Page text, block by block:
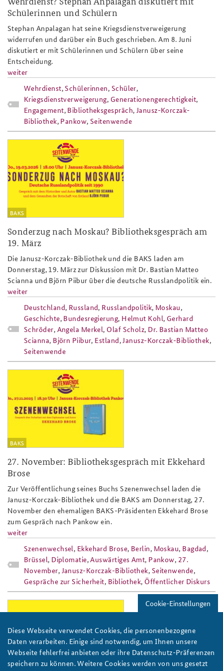
Anfahrt
Freundeskreis
Deutsches Forum Sicherheitspolitik
Arbeitskreis "Junge Sicherheitspolitiker"
Das Sicherheitspolitische Gespräch an der BAKS
Studierendenkonferenz Sicherheitspolitik gestalten
Newsletter-Archiv
Schülerinnen und Schülern
Stephan Anpalagan hat seine Kriegsdienstverweigerung
widerrufen und darüber ein Buch geschrieben. Am 8. Juni
diskutiert er mit Schülerinnen und Schülern über seine
Entscheidung.
weiter
Wehrdienst, Schülerinnen, Schüler,
Kriegsdienstverweigerung, Generationengerechtigkeit,
Engagement, Bibliotheksgespräch, Janusz-Korczak-
Bibliothek, Pankow, Seitenwende
BAKS
Sonderzug nach Moskau? Bibliotheksgespräch am
19. März
Die Janusz-Korczak-Bibliothek und die BAKS laden am
Donnerstag, 19. März zur Diskussion mit Dr. Bastian Matteo
Scianna und Björn Piibur über die deutsche Russlandpolitik ein.
weiter
Deustchland, Russland, Russlandpolitik, Moskau,
Geschichte, Bundesregierung, Helmut Kohl, Gerhard
Schröder, Angela Merkel, Olaf Scholz, Dr. Bastian Matteo
Scianna, Björn Piibur, Estland, Janusz-Korczak-Bibliothek,
Seitenwende
BAKS
27. November: Bibliotheksgespräch mit Ekkehard
Brose
Zur Veröffentlichung seines Buchs Szenenwechsel laden die
Janusz-Korczak-Bibliothek und die BAKS am Donnerstag, 27.
November den ehemaligen BAKS-Präsidenten Ekkehard Brose
zum Gespräch nach Pankow ein.
weiter
Szenenwechsel, Ekkehard Brose, Berlin, Moskau, Bagdad,
Brüssel, Diplomatie,Auswärtiges Amt, Pankow, 27.
November, Janusz-Korczak-Bibliothek, Seitenwende,
Gespräche zur Sicherheit, Bibliothek, Öffentlicher Diskurs
Cookie-Einstellungen
Diese Webseite verwendet Cookies, die personenbezogene
Daten verarbeiten. Einige sind notwendig, um Ihnen unsere
Webseite fehlerfrei anbieten oder ihre Datenschutz-Präferenzen
speichern zu können. Weitere Cookies werden von uns gesetzt